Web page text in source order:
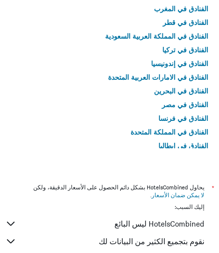
الفنادق في المغرب
الفنادق في قطر
الفنادق في المملكة العربية السعودية
الفنادق في تركيا
الفنادق في إندونيسيا
الفنادق في الامارات العربية المتحدة
الفنادق في البحرين
الفنادق في مصر
الفنادق في فرنسا
الفنادق في المملكة المتحدة
الفنادق في إيطاليا
*
يحاول HotelsCombined بشكل دائم الحصول على الأسعار الدقيقة، ولكن
لا يمكن ضمان الأسعار .
إليك السبب:
HotelsCombined ليس البائع
نقوم بتجميع الكثير من البيانات لك